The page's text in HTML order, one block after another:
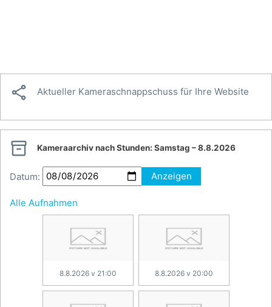
 Aktueller Kameraschnappschuss für Ihre Website
 Kameraarchiv nach Stunden: Samstag – 8.8.2026
Datum: Anzeigen
Alle Aufnahmen
8.8.2026 v 21:00 8.8.2026 v 20:00